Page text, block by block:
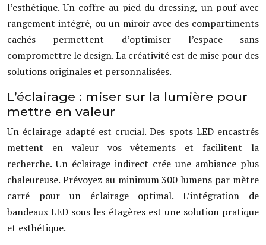
l’esthétique. Un coffre au pied du dressing, un pouf avec
rangement intégré, ou un miroir avec des compartiments
cachés permettent d’optimiser l’espace sans
compromettre le design. La créativité est de mise pour des
solutions originales et personnalisées.
L’éclairage : miser sur la lumière pour
mettre en valeur
Un éclairage adapté est crucial. Des spots LED encastrés
mettent en valeur vos vêtements et facilitent la
recherche. Un éclairage indirect crée une ambiance plus
chaleureuse. Prévoyez au minimum 300 lumens par mètre
carré pour un éclairage optimal. L’intégration de
bandeaux LED sous les étagères est une solution pratique
et esthétique.